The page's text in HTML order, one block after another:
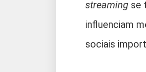
streaming se
influenciam
sociais